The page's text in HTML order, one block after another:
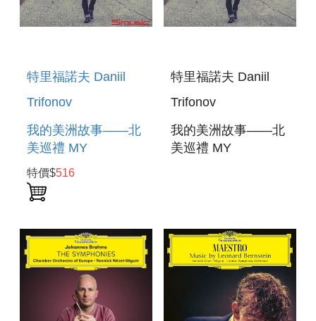
特里福諾夫 Daniil
Trifonov
我的美洲故事——北
美巡禮 MY
AMERICAN STORY
- NORTH
特價$516
特里福諾夫 Daniil
Trifonov
我的美洲故事——北
美巡禮 MY